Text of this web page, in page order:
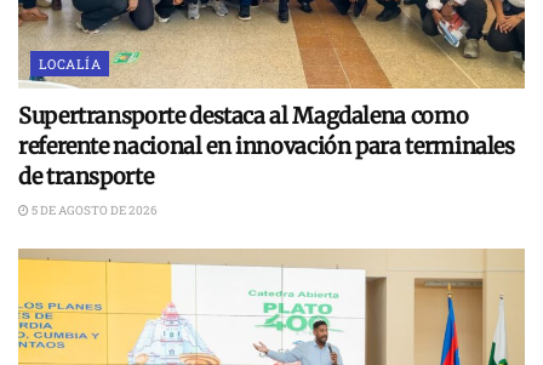
LOCALÍA
Supertransporte destaca al Magdalena como
referente nacional en innovación para terminales
de transporte
5 DE AGOSTO DE 2026